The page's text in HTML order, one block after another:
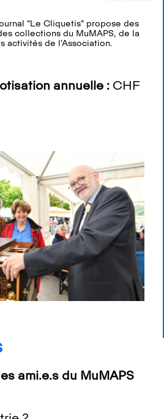
"Le Cliquetis" propose des
collections du MuMAPS, de la
activités de l'Association.
annuelle : CHF
ami.e.s du MuMAPS